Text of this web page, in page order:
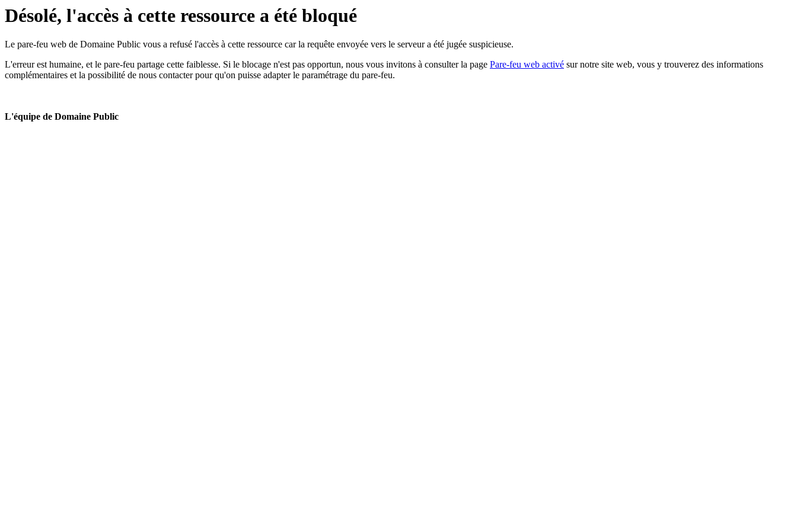
Désolé, l'accès à cette ressource a été bloqué
Le pare-feu web de Domaine Public vous a refusé l'accès à cette ressource car la requête envoyée vers le serveur a été jugée suspicieuse.
L'erreur est humaine, et le pare-feu partage cette faiblesse. Si le blocage n'est pas opportun, nous vous invitons à consulter la page Pare-feu web activé sur notre site web, vous y trouverez des informations
complémentaires et la possibilité de nous contacter pour qu'on puisse adapter le paramétrage du pare-feu.
L'équipe de Domaine Public